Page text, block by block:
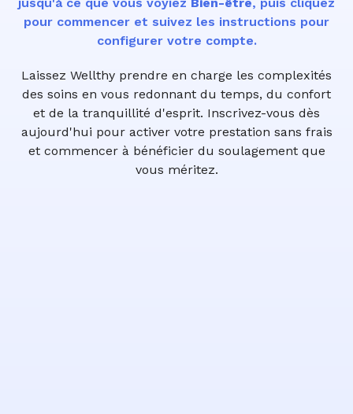
pour commencer et suivez les instructions pour
configurer votre compte.
Laissez Wellthy prendre en charge les complexités
des soins en vous redonnant du temps, du confort
et de la tranquillité d'esprit. Inscrivez-vous dès
aujourd'hui pour activer votre prestation sans frais
et commencer à bénéficier du soulagement que
vous méritez.